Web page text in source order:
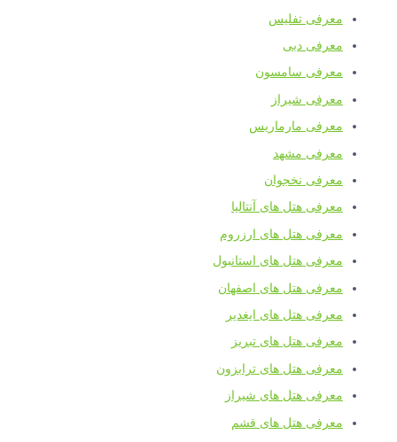
معرفی تفلیس
معرفی دبی
معرفی سامسون
معرفی شیراز
معرفی مارماریس
معرفی مشهد
معرفی نخجوان
معرفی هتل های آنتالیا
معرفی هتل های ارزروم
معرفی هتل های استانبول
معرفی هتل های اصفهان
معرفی هتل های ایغدیر
معرفی هتل های تبریز
معرفی هتل های ترابزون
معرفی هتل های شیراز
معرفی هتل های قشم